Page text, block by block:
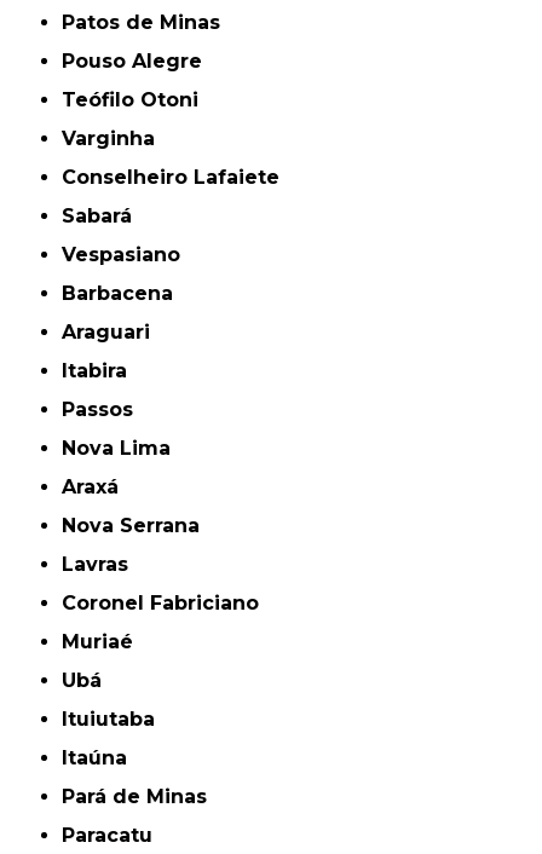
Patos de Minas
Pouso Alegre
Teófilo Otoni
Varginha
Conselheiro Lafaiete
Sabará
Vespasiano
Barbacena
Araguari
Itabira
Passos
Nova Lima
Araxá
Nova Serrana
Lavras
Coronel Fabriciano
Muriaé
Ubá
Ituiutaba
Itaúna
Pará de Minas
Paracatu